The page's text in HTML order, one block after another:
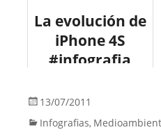
#education
La evolución de
iPhone 4S
#infografia
13/07/2011
Infografias,